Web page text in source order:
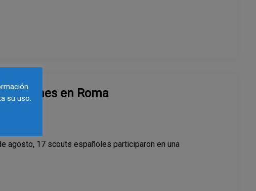
jóvenes en Roma
agosto, 17 scouts españoles participaron en una
su uso.